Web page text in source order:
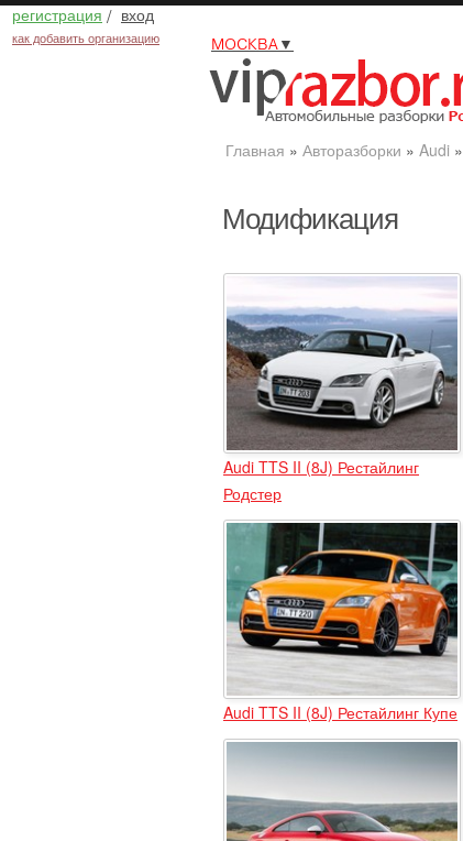
регистрация / вход
как добавить организацию МОСКВА▼
Главная » Авторазборки » Audi»
Модификация
Audi TTS II (8J) Рестайлинг
Родстер
Audi TTS II (8J) Рестайлинг Купе